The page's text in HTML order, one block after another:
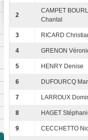
2
CAMPET
Chantal
3 RICARD
4 GRENON
5 HENRY Denise
6 DUFOURCQ
7 LARROUX
8 HAGET
9 CECCHETTO